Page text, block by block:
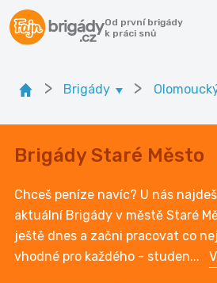
Od první brigády
k práci snů
> Brigády >
Brigády Staré Město
Chceš peníze navíc? U nás
aktuální Brigády v městě Staré
ještě dnes a začni pracovat co
vhodné pro každého - studen...